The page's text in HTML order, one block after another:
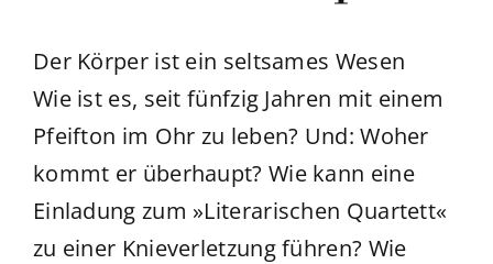
Der Körper ist ein seltsames Wesen
Wie ist es, seit fünfzig Jahren mit einem
Pfeifton im Ohr zu leben? Und: Woher
kommt er überhaupt? Wie kann eine
Einladung zum »Literarischen Quartett«
zu einer Knieverletzung führen? Wie